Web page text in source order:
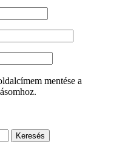
mentése a